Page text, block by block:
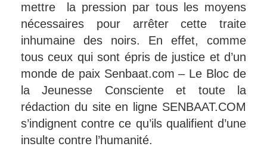
mettre la pression par tous les moyens
nécessaires pour arrêter cette traite
inhumaine des noirs. En effet, comme
tous ceux qui sont épris de justice et d’un
monde de paix Senbaat.com – Le Bloc de
la Jeunesse Consciente et toute la
rédaction du site en ligne SENBAAT.COM
s’indignent contre ce qu’ils qualifient d’une
insulte contre l’humanité.